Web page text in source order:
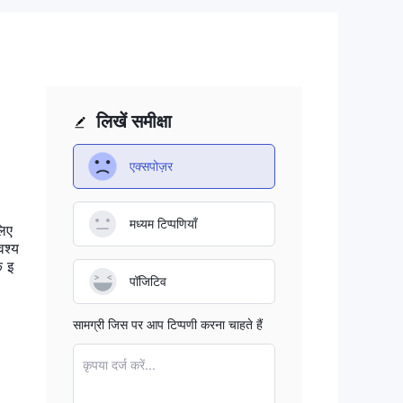
इ
लिखें समीक्षा
एक्सपोज़र
मध्यम टिप्पणियाँ
पॉजिटिव
सामग्री जिस पर आप टिप्पणी करना चाहते हैं
कृपया दर्ज करें...